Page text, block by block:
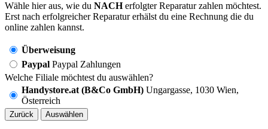
Wähle hier aus, wie du NACHerfolgter Reparatur zahlen möchtest.
Erst nach erfolgreicher Reparatur erhälst du eine Rechnung die du
online zahlen kannst.
Überweisung
Paypal Paypal Zahlungen
Welche Filiale möchtest du auswählen?
Handystore.at (B&Co GmbH) Ungargasse, 1030 Wien,
Österreich
Zurück Auswählen